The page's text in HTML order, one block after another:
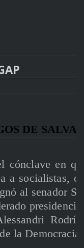
DE
cónclave en
a socialistas,
al senador
la Democracia